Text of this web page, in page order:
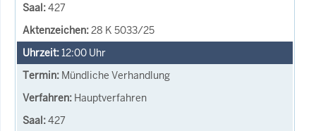
427
28 K 5033/25
12:00 Uhr
Mündliche Verhandlung
Hauptverfahren
427